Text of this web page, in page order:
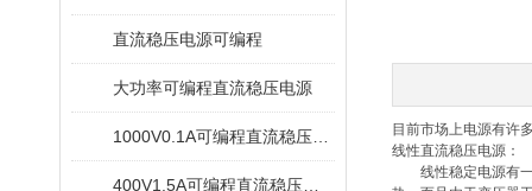
直流稳压电源可编程
大功率可编程直流稳压电源
目前市场上电源有许
线性直流稳压电源：
线性稳定电源有一